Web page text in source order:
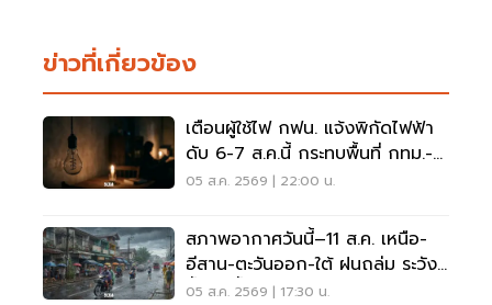
ข่าวที่เกี่ยวข้อง
เตือนผู้ใช้ไฟ กฟน. แจ้งพิกัดไฟฟ้า
ดับ 6-7 ส.ค.นี้ กระทบพื้นที่ กทม.-
นนทบุรี-สมุทรปราการ
05 ส.ค. 2569 | 22:00 น.
สภาพอากาศวันนี้–11 ส.ค. เหนือ-
อีสาน-ตะวันออก-ใต้ ฝนถล่ม ระวัง
น้ำป่า น้ำท่วมขัง
05 ส.ค. 2569 | 17:30 น.